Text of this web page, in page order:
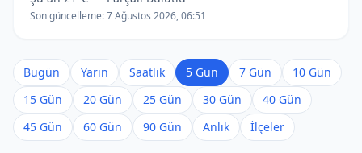
Son güncelleme:7 Ağustos 2026, 06:51
Bugün Yarın Saatlik 5 Gün 7 Gün
10 Gün
15 Gün
20 Gün 25 Gün 30 Gün
40 Gün
45 Gün
60 Gün 90 Gün Anlık İlçeler